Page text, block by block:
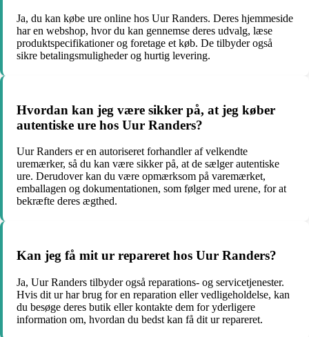
Ja, du kan købe ure online hos Uur Randers. Deres hjemmeside
har en webshop, hvor du kan gennemse deres udvalg, læse
produktspecifikationer og foretage et køb. De tilbyder også
sikre betalingsmuligheder og hurtig levering.
Hvordan kan jeg være sikker på, at jeg køber
autentiske ure hos Uur Randers?
Uur Randers er en autoriseret forhandler af velkendte
uremærker, så du kan være sikker på, at de sælger autentiske
ure. Derudover kan du være opmærksom på varemærket,
emballagen og dokumentationen, som følger med urene, for at
bekræfte deres ægthed.
Kan jeg få mit ur repareret hos Uur Randers?
Ja, Uur Randers tilbyder også reparations- og servicetjenester.
Hvis dit ur har brug for en reparation eller vedligeholdelse, kan
du besøge deres butik eller kontakte dem for yderligere
information om, hvordan du bedst kan få dit ur repareret.